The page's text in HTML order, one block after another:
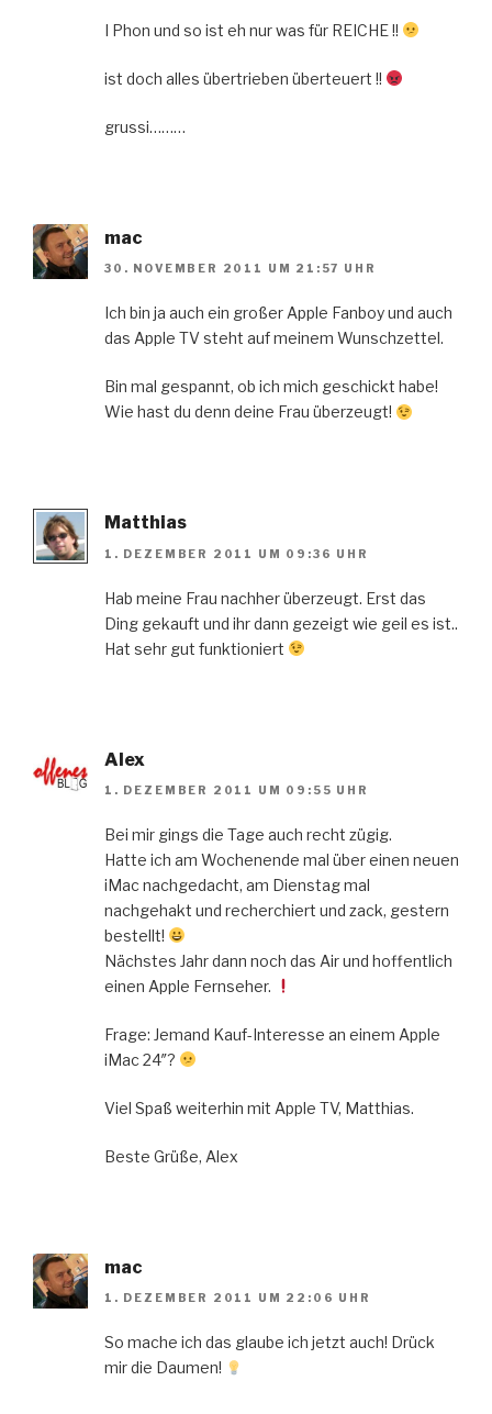
I Phon und so ist eh nur was für REICHE !!
ist doch alles übertrieben überteuert !!
grussi………
mac
30. NOVEMBER 2011 UM 21:57 UHR
Ich bin ja auch ein großer Apple Fanboy und auch
das Apple TV steht auf meinem Wunschzettel.
Bin mal gespannt, ob ich mich geschickt habe!
Wie hast du denn deine Frau überzeugt!
Matthias
1. DEZEMBER 2011 UM 09:36 UHR
Hab meine Frau nachher überzeugt. Erst das
Ding gekauft und ihr dann gezeigt wie geil es ist..
Hat sehr gut funktioniert
Alex
1. DEZEMBER 2011 UM 09:55 UHR
Bei mir gings die Tage auch recht zügig.
Hatte ich am Wochenende mal über einen neuen
iMac nachgedacht, am Dienstag mal
nachgehakt und recherchiert und zack, gestern
bestellt!
Nächstes Jahr dann noch das Air und hoffentlich
einen Apple Fernseher.
Frage: Jemand Kauf-Interesse an einem Apple
iMac 24″?
Viel Spaß weiterhin mit Apple TV, Matthias.
Beste Grüße, Alex
mac
1. DEZEMBER 2011 UM 22:06 UHR
So mache ich das glaube ich jetzt auch! Drück
mir die Daumen!